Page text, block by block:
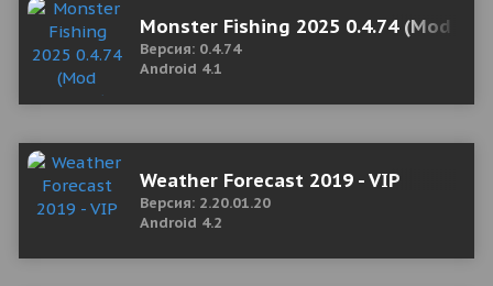
Monster Fishing 2025 0.4.74 (Mod
Версия: 0.4.74
Android 4.1
Weather Forecast 2019 - VIP
Версия: 2.20.01.20
Android 4.2